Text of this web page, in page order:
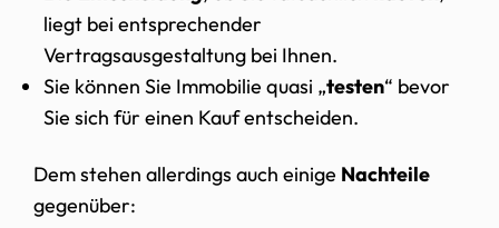
liegt bei entsprechender
Vertragsausgestaltung bei Ihnen.
Sie können Sie Immobilie quasi „testen“ bevor
Sie sich für einen Kauf entscheiden.
Dem stehen allerdings auch einige Nachteile
gegenüber: